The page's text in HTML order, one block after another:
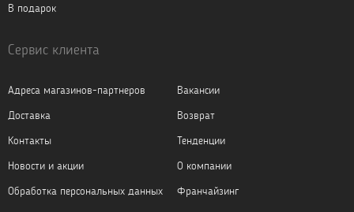
В подарок
Сервис клиента
Адреса магазинов-партнеров
Вакансии
Доставка
Возврат
Контакты
Тенденции
Новости и акции
О компании
Обработка персональных данных
Франчайзинг